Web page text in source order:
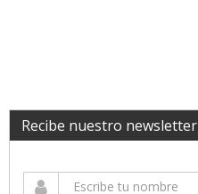
Recibe nuestro newsletter